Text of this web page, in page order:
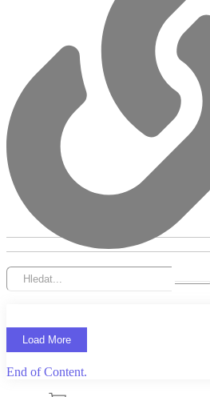
Load More
End of Content.